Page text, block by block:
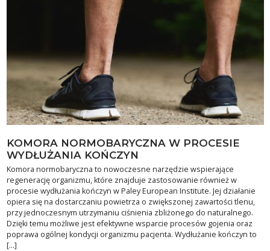
KOMORA NORMOBARYCZNA W PROCESIE
WYDŁUŻANIA KOŃCZYN
Komora normobaryczna to nowoczesne narzędzie wspierające
regenerację organizmu, które znajduje zastosowanie również w
procesie wydłużania kończyn w Paley European Institute. Jej działanie
opiera się na dostarczaniu powietrza o zwiększonej zawartości tlenu,
przy jednoczesnym utrzymaniu ciśnienia zbliżonego do naturalnego.
Dzięki temu możliwe jest efektywne wsparcie procesów gojenia oraz
poprawa ogólnej kondycji organizmu pacjenta. Wydłużanie kończyn to
[…]